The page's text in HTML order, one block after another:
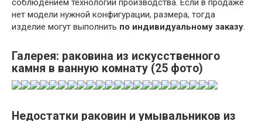
соблюдением технологии производства. Если в продаже
нет модели нужной конфигурации, размера, тогда
изделие могут выполнить по индивидуальному заказу.
Галерея: раковина из искусственного
камня в ванную комнату (25 фото)
Недостатки раковин и умывальников из